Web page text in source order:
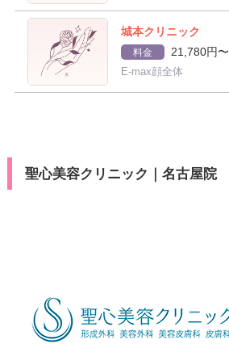
城本クリニック
料金 21,780円〜
E-max顔全体
聖心美容クリニック｜名古屋院